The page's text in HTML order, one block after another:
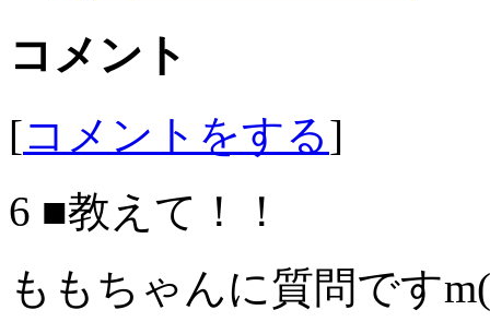
コメント
[コメントをする]
6 ■教えて！！
ももちゃんに質問です